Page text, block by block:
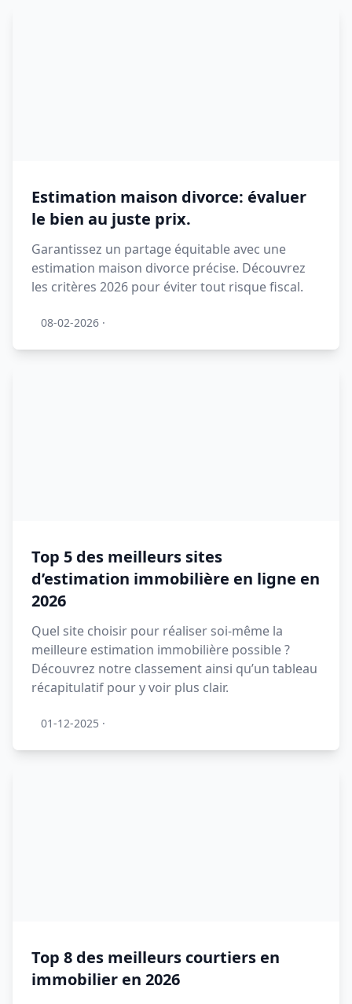
Estimation maison divorce: évaluer
le bien au juste prix.
Garantissez un partage équitable avec une
estimation maison divorce précise. Découvrez
les critères 2026 pour éviter tout risque fiscal.
08-02-2026 ·
Top 5 des meilleurs sites
d’estimation immobilière en ligne en
2026
Quel site choisir pour réaliser soi-même la
meilleure estimation immobilière possible ?
Découvrez notre classement ainsi qu’un tableau
récapitulatif pour y voir plus clair.
01-12-2025 ·
Top 8 des meilleurs courtiers en
immobilier en 2026